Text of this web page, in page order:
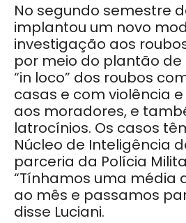
No segundo semestre
implantou um novo
investigação aos
por meio do plantão
“in loco” dos roubos
casas e com violência
aos moradores, e
latrocínios. Os casos
Núcleo de Inteligência
parceria da Polícia
“Tínhamos uma média
ao mês e passamos
disse Luciani.